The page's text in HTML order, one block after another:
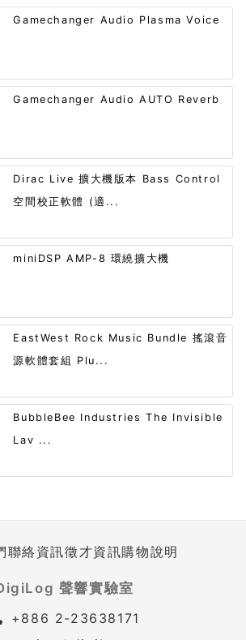
Gamechanger Audio Plasma Voice
Gamechanger Audio AUTO Reverb
Dirac Live 擴大機版本 Bass Control
空間校正軟體 (適...
miniDSP AMP-8 環繞擴大機
EastWest Rock Music Bundle 搖滾音
源軟體套組 Plu...
BubbleBee Industries The Invisible
Lav ...
聯絡資訊徵才資訊購物說明
聲響實驗室
+886 2-23638171